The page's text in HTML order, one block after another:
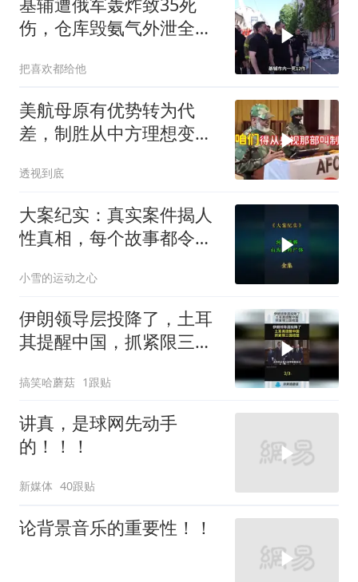
基辅遭俄军轰炸致35死
伤，仓库毁氨气外泄全城
把喜欢都给他
美航母原有优势转为代
差，制胜从中方理想变为
透视到底
大案纪实：真实案件揭人
性真相，每个故事都令人
小雪的运动之心
伊朗领导层投降了，土耳
其提醒中国，抓紧限三国
搞笑哈蘑菇 1跟贴
讲真，是球网先动手
的！！！
新媒体 40跟贴
论背景音乐的重要性！！